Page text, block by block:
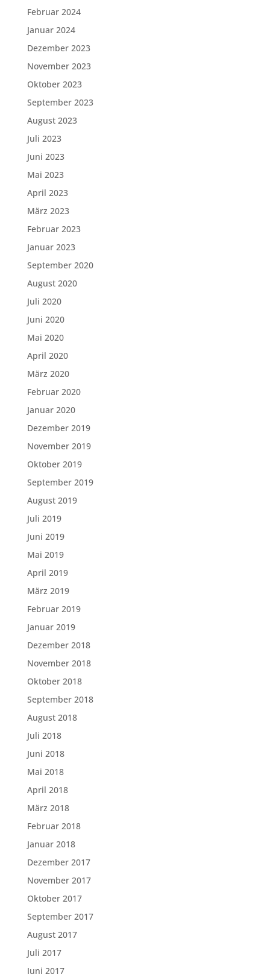
Februar 2024
Januar 2024
Dezember 2023
November 2023
Oktober 2023
September 2023
August 2023
Juli 2023
Juni 2023
Mai 2023
April 2023
März 2023
Februar 2023
Januar 2023
September 2020
August 2020
Juli 2020
Juni 2020
Mai 2020
April 2020
März 2020
Februar 2020
Januar 2020
Dezember 2019
November 2019
Oktober 2019
September 2019
August 2019
Juli 2019
Juni 2019
Mai 2019
April 2019
März 2019
Februar 2019
Januar 2019
Dezember 2018
November 2018
Oktober 2018
September 2018
August 2018
Juli 2018
Juni 2018
Mai 2018
April 2018
März 2018
Februar 2018
Januar 2018
Dezember 2017
November 2017
Oktober 2017
September 2017
August 2017
Juli 2017
Juni 2017